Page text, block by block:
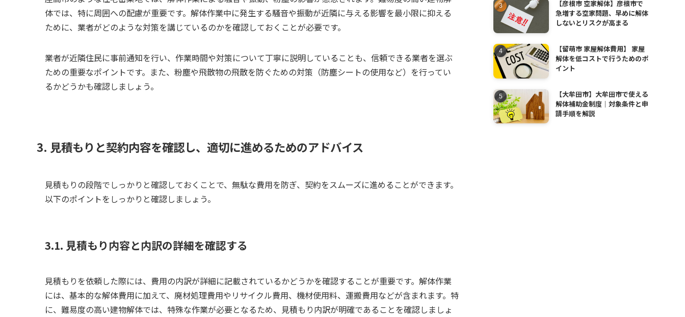
体では、特に周囲への配慮が重要です。解体作業中に発生する騒音や振動が近隣に与える影響を最小限に抑える
ために、業者がどのような対策を講じているのかを確認しておくことが必要です。
業者が近隣住民に事前通知を行い、作業時間や対策について丁寧に説明していることも、信頼できる業者を選ぶ
ための重要なポイントです。また、粉塵や飛散物の飛散を防ぐための対策（防塵シートの使用など）を行ってい
るかどうかも確認しましょう。
3. 見積もりと契約内容を確認し、適切に進めるためのアドバイス
見積もりの段階でしっかりと確認しておくことで、無駄な費用を防ぎ、契約をスムーズに進めることができます。
以下のポイントをしっかりと確認しましょう。
3.1. 見積もり内容と内訳の詳細を確認する
見積もりを依頼した際には、費用の内訳が詳細に記載されているかどうかを確認することが重要です。解体作業
には、基本的な解体費用に加えて、廃材処理費用やリサイクル費用、機材使用料、運搬費用などが含まれます。特
に、難易度の高い建物解体では、特殊な作業が必要となるため、見積もり内訳が明確であることを確認しましょ
【彦根市 空家解体】彦根市で
急増する空家問題、早めに解体
しないとリスクが高まる
【留萌市 家屋解体費用】 家屋
解体を低コストで行うためのポ
イント
【大牟田市】大牟田市で使える
解体補助金制度｜対象条件と申
請手順を解説